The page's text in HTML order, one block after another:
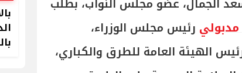
رئيس مجلس الوزراء،
الهيئة العامة للطرق والكباري،